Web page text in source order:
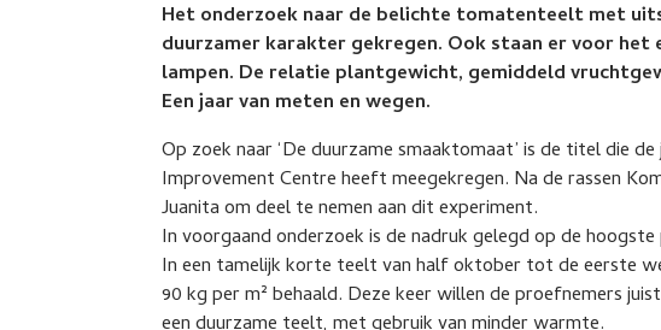
Het onderzoek naar de belichte tomatenteelt met
duurzamer karakter gekregen. Ook staan er voor
lampen. De relatie plantgewicht, gemiddeld
Een jaar van meten en wegen.
Op zoek naar ‘De duurzame smaaktomaat’ is de titel die
Improvement Centre heeft meegekregen. Na de rassen
Juanita om deel te nemen aan dit experiment.
In voorgaand onderzoek is de nadruk gelegd op de
In een tamelijk korte teelt van half oktober tot de eerste
90 kg per m² behaald. Deze keer willen de proefnemers